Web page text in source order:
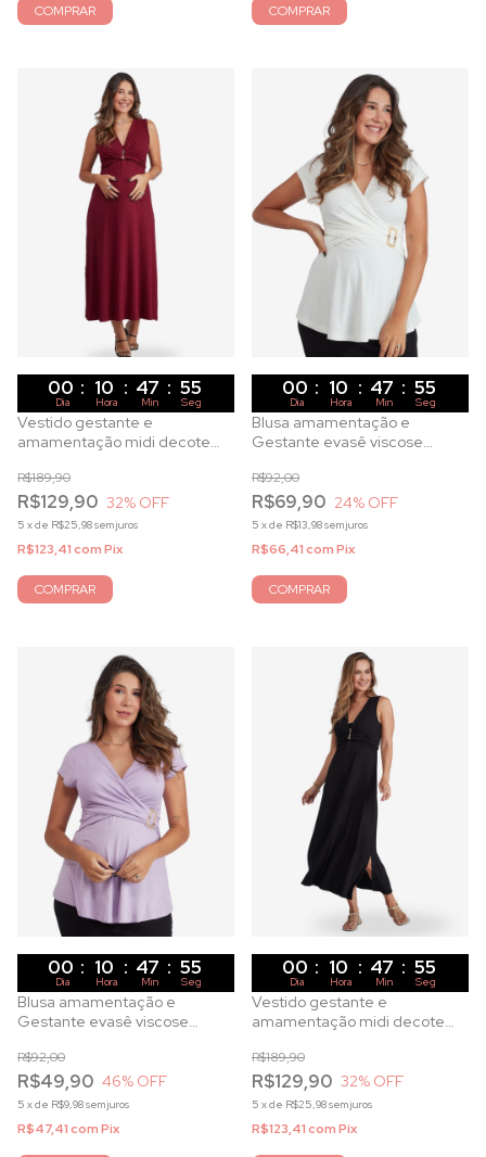
COMPRAR COMPRAR
00 : 10 : 47 : 53
Dia Hora Min Seg
Vestido gestante e
amamentação midi decote
malha canelada vinho
R$129,90
R$189,90
32% OFF
5 xde R$25,98sem juros
R$123,41comPix
COMPRAR
00 : 10 : 47 : 53
Dia Hora Min Seg
Blusa amamentação e
Gestante evasê viscose
R$69,90
R$92,00
24% OFF
5 xde R$13,98sem juros
R$66,41comPix
COMPRAR
00 : 10 : 47 : 53
Dia Hora Min Seg
Blusa amamentação e
Gestante evasê viscose
R$49,90
R$92,00
46% OFF
5 xde R$9,98sem juros
R$47,41comPix
00 : 10 : 47 : 53
Dia Hora Min Seg
Vestido gestante e
amamentação midi decote
malha canelada preta
R$129,90
R$189,90
32% OFF
5 xde R$25,98sem juros
R$123,41comPix